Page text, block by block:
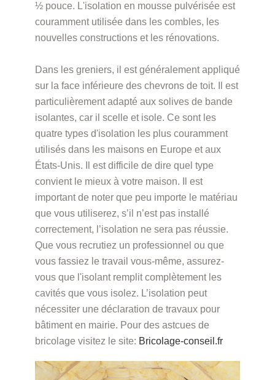
½ pouce. L'isolation en mousse pulvérisée est
couramment utilisée dans les combles, les
nouvelles constructions et les rénovations.
Dans les greniers, il est généralement appliqué
sur la face inférieure des chevrons de toit. Il est
particulièrement adapté aux solives de bande
isolantes, car il scelle et isole. Ce sont les
quatre types d'isolation les plus couramment
utilisés dans les maisons en Europe et aux
États-Unis. Il est difficile de dire quel type
convient le mieux à votre maison. Il est
important de noter que peu importe le matériau
que vous utiliserez, s’il n’est pas installé
correctement, l’isolation ne sera pas réussie.
Que vous recrutiez un professionnel ou que
vous fassiez le travail vous-même, assurez-
vous que l'isolant remplit complètement les
cavités que vous isolez. L’isolation peut
nécessiter une déclaration de travaux pour
bâtiment en mairie. Pour des astcues de
bricolage visitez le site: Bricolage-conseil.fr